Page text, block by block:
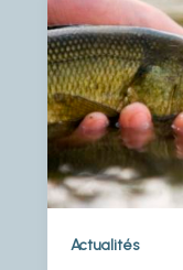
Actualités